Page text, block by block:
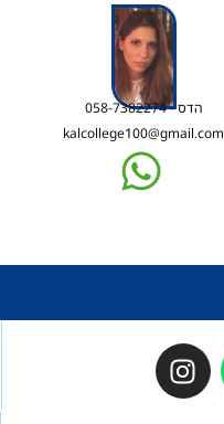
הדס - 058-7382274
kalcollege100@gmail.com